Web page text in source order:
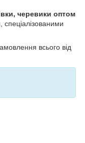
черевики оптом
всього від